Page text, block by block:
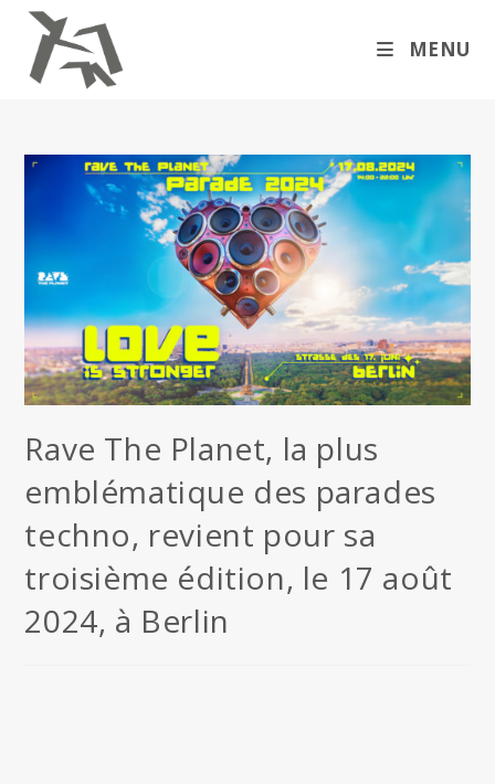
content
MENU
Rave The Planet, la plus
emblématique des parades
techno, revient pour sa
troisième édition, le 17 août
2024, à Berlin